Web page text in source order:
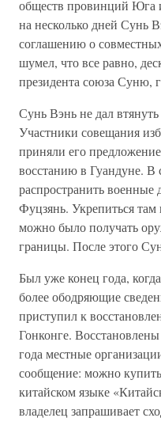
обществ провинций Юга
на несколько дней Сунь
соглашению о
шумел, что все равно,
президента союза Суню,
Сунь Вэнь не дал
Участники совещания
приняли его
восстанию в Гуандуне. В
распространить
Фуцзянь. Укрепиться
можно было получать
границы. После этого
Был уже конец года,
более ободряющие
приступил к
Гонконге.
года местные
сообщение: можно
китайском языке
владелец запрашивает